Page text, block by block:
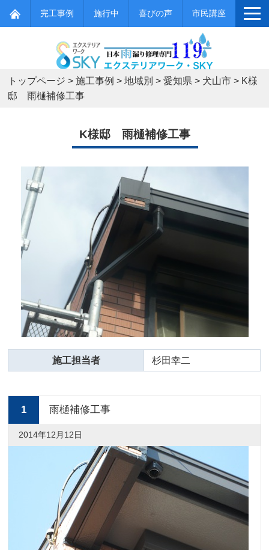
完工事例 施行中 喜びの声 市民講座
トップページ >施工事例 >地域別 >愛知県 > 犬山市 > K様
邸 雨樋補修工事
K様邸 雨樋補修工事
施工担当者 杉田幸二
1 雨樋補修工事
2014年12月12日